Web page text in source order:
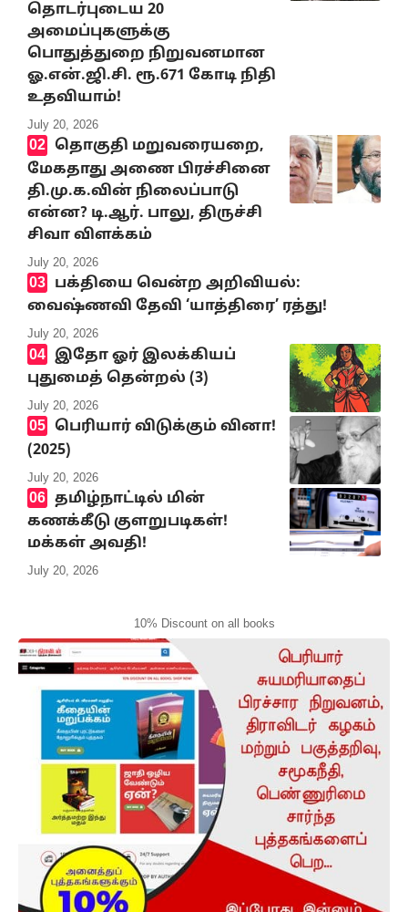
தொடர்புடைய 20
அமைப்புகளுக்கு
பொதுத்துறை நிறுவனமான
ஓ.என்.ஜி.சி. ரூ.671 கோடி நிதி
உதவியாம்!
July 20, 2026
தொகுதி மறுவரையறை,
மேகதாது அணை பிரச்சினை
தி.மு.க.வின் நிலைப்பாடு
என்ன? டி.ஆர். பாலு, திருச்சி
சிவா விளக்கம்
July 20, 2026
பக்தியை வென்ற அறிவியல்:
வைஷ்ணவி தேவி ‘யாத்திரை’ ரத்து!
July 20, 2026
இதோ ஓர் இலக்கியப்
புதுமைத் தென்றல் (3)
July 20, 2026
பெரியார் விடுக்கும் வினா!
(2025)
July 20, 2026
தமிழ்நாட்டில் மின்
கணக்கீடு குளறுபடிகள்!
மக்கள் அவதி!
July 20, 2026
10% Discount on all books